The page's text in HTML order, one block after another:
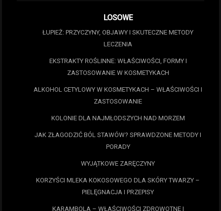
LOSOWE
ŁUPIEŻ: PRZYCZYNY, OBJAWY I SKUTECZNE METODY
LECZENIA
EKSTRAKTY ROŚLINNE: WŁAŚCIWOŚCI, FORMY I
ZASTOSOWANIE W KOSMETYKACH
ALKOHOL CETYLOWY W KOSMETYKACH – WŁAŚCIWOŚCI I
ZASTOSOWANIE
KOLONIE DLA NAJMŁODSZYCH NAD MORZEM
JAK ZŁAGODZIĆ BÓL STAWÓW? SPRAWDZONE METODY I
PORADY
WYJĄTKOWE ZARĘCZYNY
KORZYŚCI MLEKA KOKOSOWEGO DLA SKÓRY TWARZY –
PIELĘGNACJA I PRZEPISY
KARAMBOLA – WŁAŚCIWOŚCI ZDROWOTNE I